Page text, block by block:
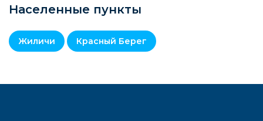
Населенные пункты
Жиличи Красный Берег